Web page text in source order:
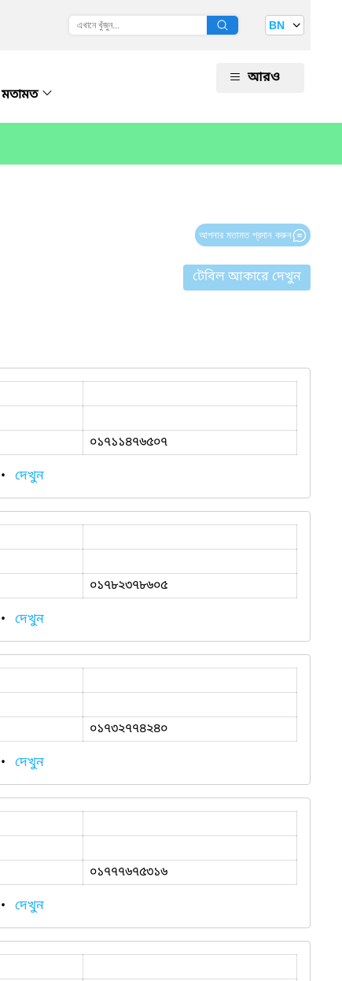
BN
মতামত
আরও
আপনার মতামত প্রদান করুন
টেবিল আকারে দেখুন
০১৭১১৪৭৬৫০৭
• দেখুন
০১৭৮২৩৭৮৬০৫
• দেখুন
০১৭৩২৭৭৪২৪০
• দেখুন
০১৭৭৭৬৭৫৩১৬
• দেখুন